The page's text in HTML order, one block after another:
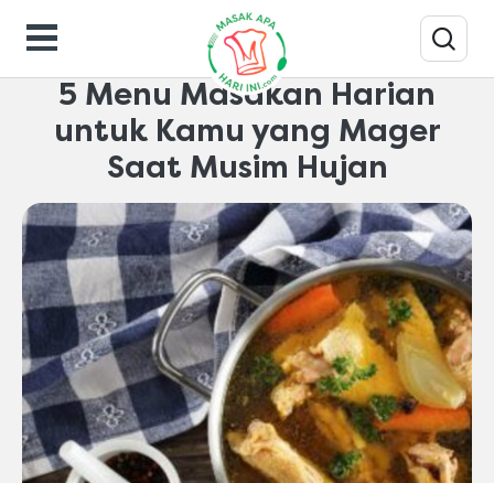
Makanan-gaya-hidup
5 Menu Masakan Harian
untuk Kamu yang Mager
Saat Musim Hujan